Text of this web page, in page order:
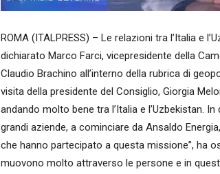
ROMA (ITALPRESS) – Le relazioni tra l’Italia e
dichiarato Marco Farci, vicepresidente della
Claudio Brachino all’interno della rubrica di
visita della presidente del Consiglio, Giorgia
andando molto bene tra l’Italia e l’Uzbekistan.
grandi aziende, a cominciare da Ansaldo
che hanno partecipato a questa missione”, ha
muovono molto attraverso le persone e in